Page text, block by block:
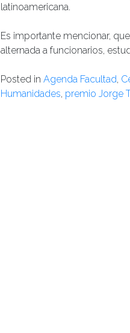
latinoamericana.
Es importante mencionar,
alternada a funcionarios,
Posted in Agenda Facultad,
Humanidades, premio Jorge